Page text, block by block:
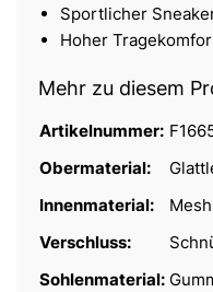
Sportlicher
Hoher
Mehr zu diesem
Artikelnummer:
Obermaterial:
Innenmaterial:
Mesh
Verschluss:
Sohlenmaterial: